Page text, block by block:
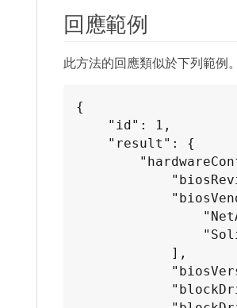
回應範例
此方法的回應類似於下列範例。
{